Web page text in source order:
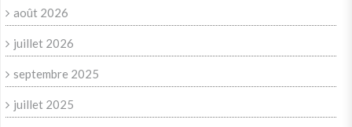
août 2026
juillet 2026
septembre 2025
juillet 2025